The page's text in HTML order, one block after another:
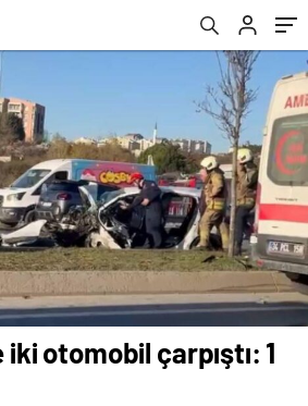
iki otomobil çarpıştı: 1